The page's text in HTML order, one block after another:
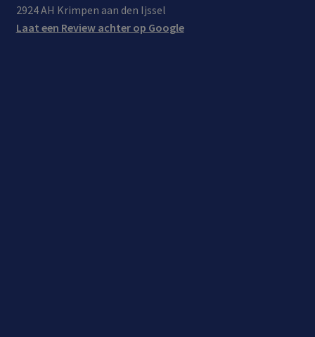
2924 AH Krimpen aan den Ijssel
Laat een Review achter op Google